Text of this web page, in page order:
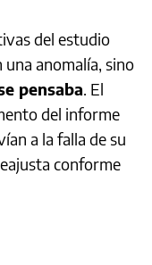
del estudio
anomalía, sino
pensaba. El
del informe
a la falla de su
conforme